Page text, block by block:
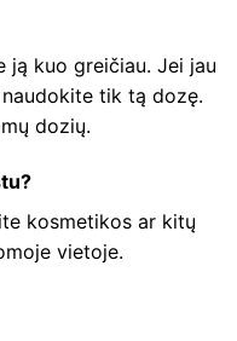
kuo greičiau. Jei jau
tik tą dozę.
dozių.
kosmetikos ar kitų
vietoje.